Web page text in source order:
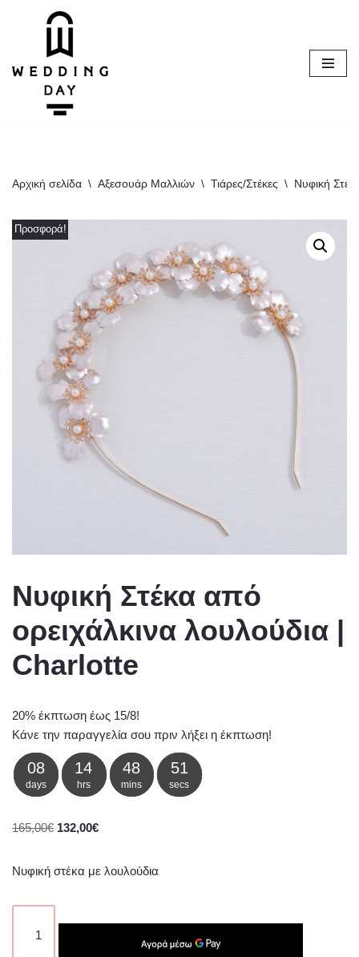
περιεχόμενο
Αρχική σελίδα \ Αξεσουάρ Μαλλιών \ Τιάρες/Στέκες \ Νυφική
Προσφορά!
Νυφική Στέκα από
ορειχάλκινα λουλούδια |
Charlotte
20% έκπτωση έως 15/8!
Κάνε την παραγγελία σου πριν λήξει η έκπτωση!
08
days
14
hrs
48
mins
50
secs
165,00€ 132,00€
Νυφική στέκα με λουλούδια